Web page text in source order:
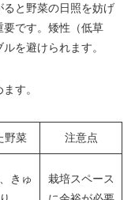
と野菜の日照を妨げ
です。矮性（低草
を避けられます。
す。
野菜 注意点
きゅ
栽培スペース